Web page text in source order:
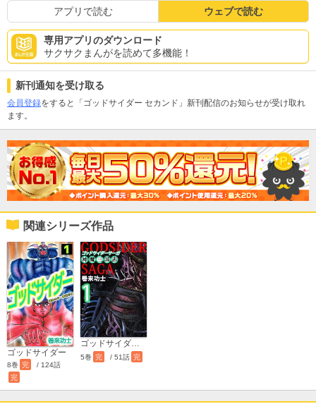
アプリで読む ウェブで読む
専用アプリのダウンロード
サクサクまんがを読めて多機能！
新刊通知を受け取る
会員登録をすると「ゴッドサイダー セカンド」新刊配信のお知らせが受け取れ
ます。
関連シリーズ作品
ゴッドサイダー
8巻 完
/ 124話
完
5巻 完 / 51話 完